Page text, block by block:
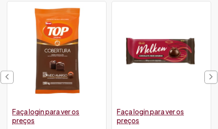
Faça login para ver os
preços
Faça login para ver os
preços